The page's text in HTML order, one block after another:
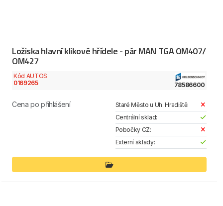
Ložiska hlavní klikové hřídele - pár MAN TGA OM407/
OM427
Kód AUTOS
0169265
78586600
Cena po přihlášení
Staré Město u Uh. Hradiště:
Centrální sklad:
Pobočky CZ:
Externí sklady: